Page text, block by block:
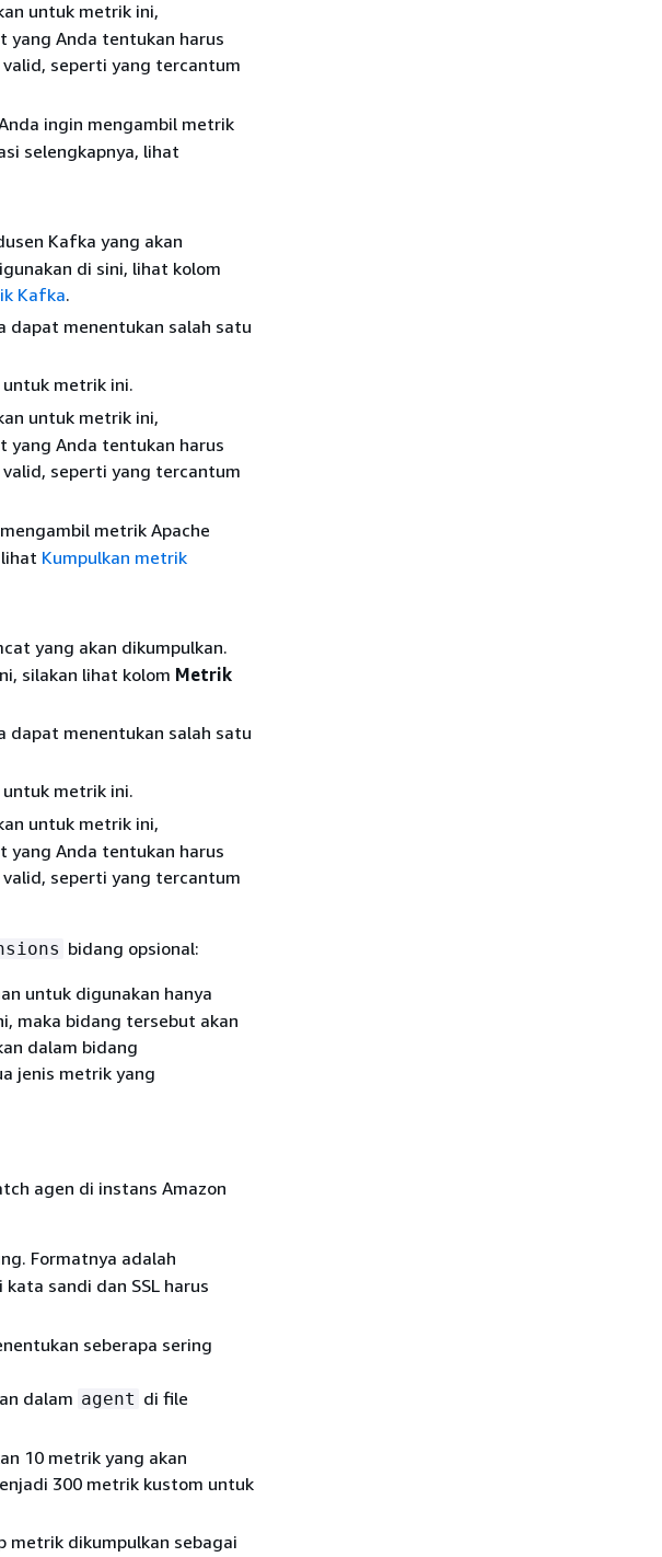
untuk metrik ini,
Anda tentukan harus
seperti yang tercantum
ingin mengambil metrik
selengkapnya, lihat
Kafka yang akan
di sini, lihat kolom
Kafka.
dapat menentukan salah satu
metrik ini.
untuk metrik ini,
Anda tentukan harus
seperti yang tercantum
metrik Apache
Kumpulkan metrik
yang akan dikumpulkan.
silakan lihat kolom Metrik
dapat menentukan salah satu
metrik ini.
untuk metrik ini,
Anda tentukan harus
seperti yang tercantum
bidang opsional:
untuk digunakan hanya
maka bidang tersebut akan
dalam bidang
jenis metrik yang
agen di instans Amazon
Formatnya adalah
sandi dan SSL harus
seberapa sering
dalam agent di file
10 metrik yang akan
300 metrik kustom untuk
metrik dikumpulkan sebagai